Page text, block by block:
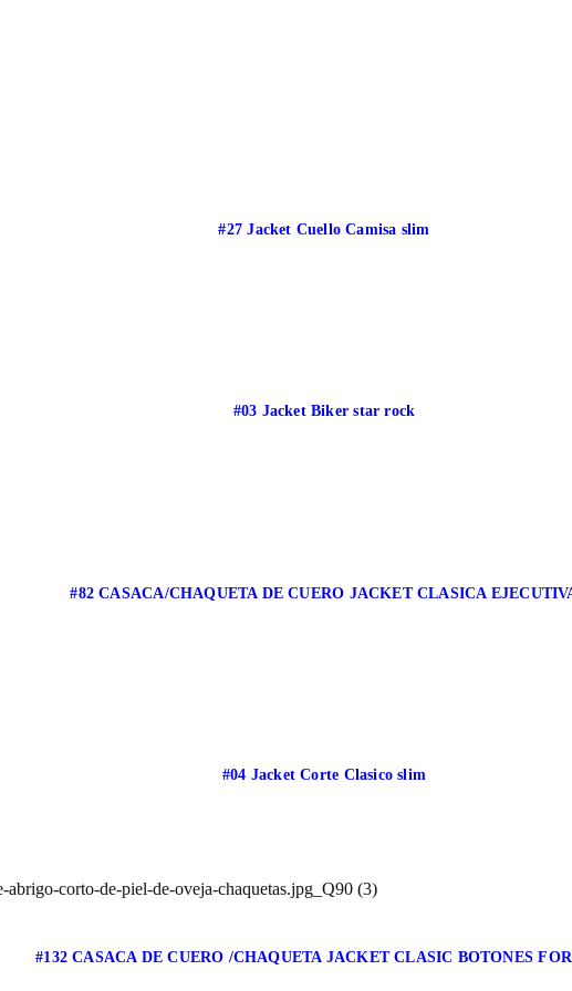
#27 Jacket Cuello Camisa slim
#03 Jacket Biker star rock
#82 CASACA/CHAQUETA DE CUERO JACKET CLASICA
#04 Jacket Corte Clasico slim
#132 CASACA DE CUERO /CHAQUETA JACKET CLASIC BOTONES